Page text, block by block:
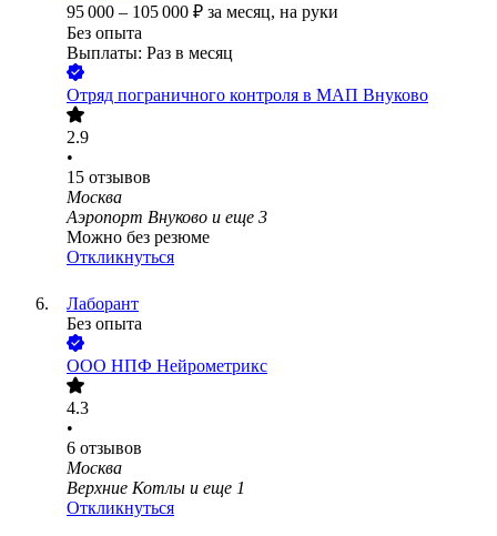
95 000 – 105 000 ₽ за месяц, на руки
Без опыта
Выплаты: Раз в месяц
Отряд пограничного контроля в МАП Внуково
2.9
•
15 отзывов
Москва
Аэропорт Внуково и еще 3
Можно без резюме
Откликнуться
Лаборант
Без опыта
ООО НПФ Нейрометрикс
4.3
•
6 отзывов
Москва
Верхние Котлы и еще 1
Откликнуться